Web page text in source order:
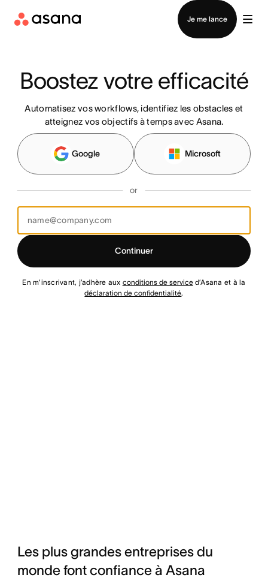
Je me lance
Contacter le service commercial
Boostez votre efficacité
Automatisez vos workflows, identifiez les obstacles et
atteignez vos objectifs à temps avec Asana.
Google Microsoft
or
Continuer
En m’inscrivant, j’adhère aux conditions de serviced’Asana et à la
déclaration de confidentialité.
Les plus grandes entreprises du
monde font confiance à Asana